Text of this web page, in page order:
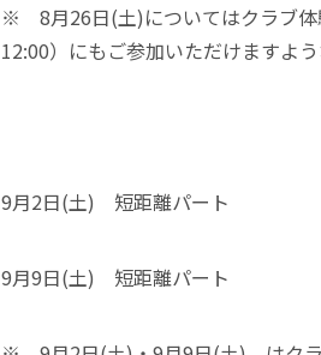
※ 8月26日(土)についてはクラブ体
12:00）にもご参加いただけますよ
9月2日(土) 短距離パート
9月9日(土) 短距離パート